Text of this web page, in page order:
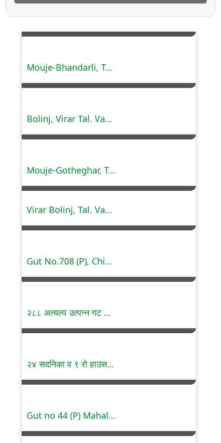
Mouje-Bhandarli, Tal.Kalyan, Dist. Thane.
Bolinj, Virar Tal. Vasai, Dist. Palghar.
Mouje-Gotheghar, Tal.Kalyan, Dist. Thane.
Virar Bolinj, Tal. Vasai, Dist. Palghar (Phase I, II & III).
Gut No.708 (P), Chikalthana, Chhatrapati Sambhajinagar 390 T/s LIG
२८८ अत्यल्प उत्पन्न गट सदनिका, बेलतरोडी, नागपूर
२४ सदनिका व ९ रो हाउसस, मध्यम उत्पन्न गट, डिगडोह, नागपूर
Gut no 44 (P) Mahalunge, Pune